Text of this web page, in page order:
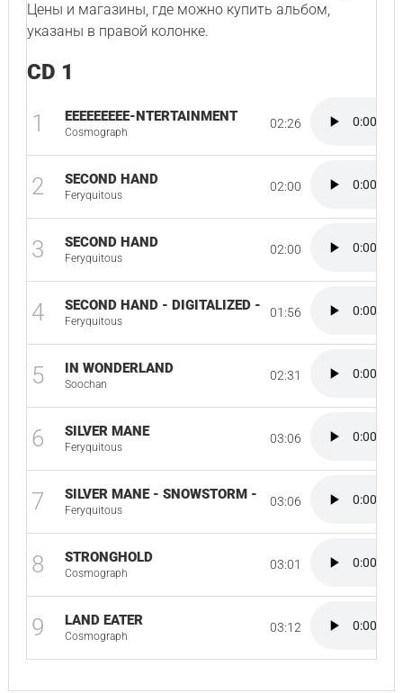
Цены и магазины, где можно купить альбом,
указаны в правой колонке.
CD 1
1 EEEEEEEEE-NTERTAINMENT
Cosmograph
02:26
2 SECOND HAND
Feryquitous
02:00
3 SECOND HAND
Feryquitous
02:00
4 SECOND HAND - DIGITALIZED -
Feryquitous
01:56
5 IN WONDERLAND
Soochan
02:31
6 SILVER MANE
Feryquitous
03:06
7 SILVER MANE - SNOWSTORM -
Feryquitous
03:06
8 STRONGHOLD
Cosmograph
03:01
9 LAND EATER
Cosmograph
03:12